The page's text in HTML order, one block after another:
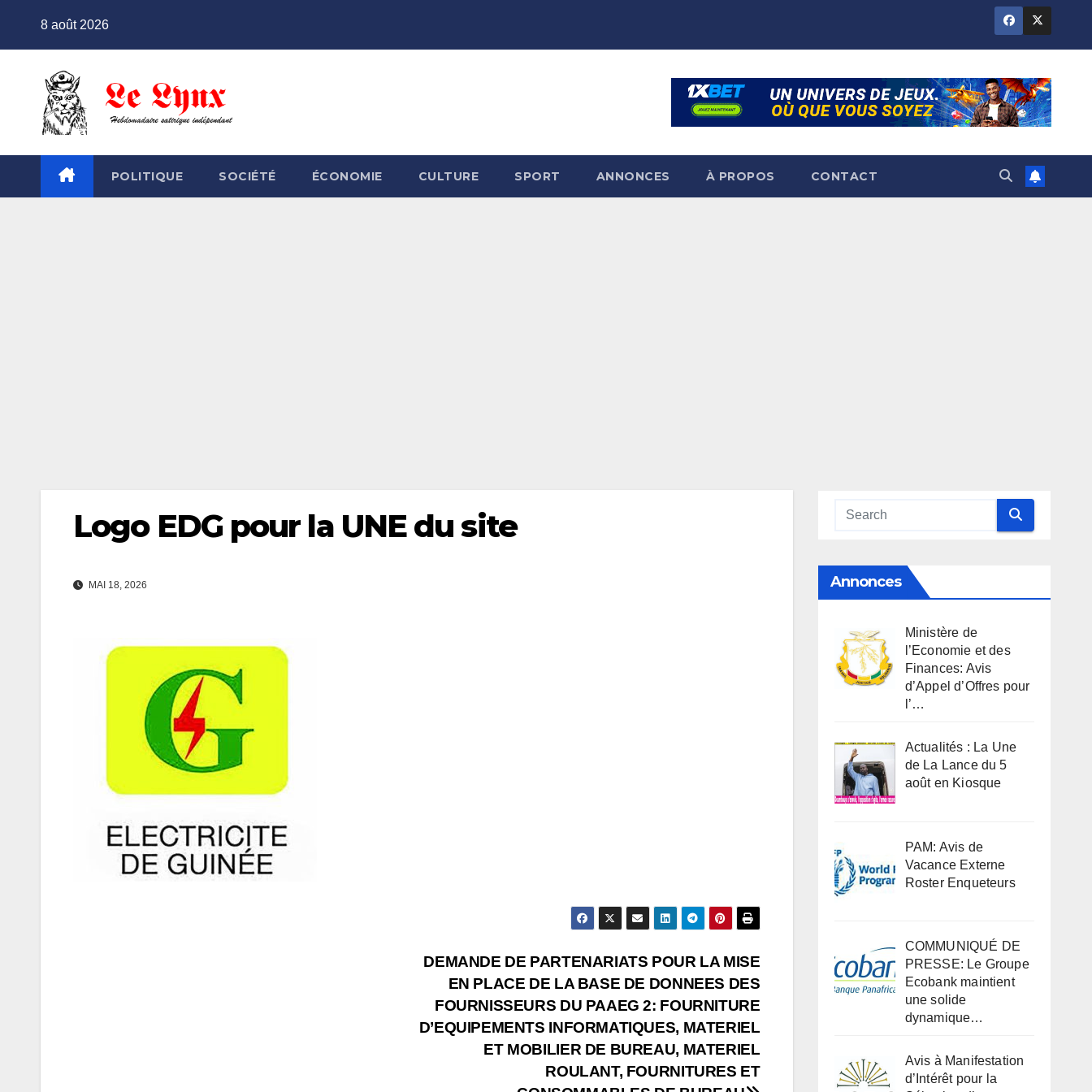
8 août 2026
POLITIQUE SOCIÉTÉ ÉCONOMIE CULTURE SPORT ANNONCES À PROPOS CONTACT
Logo EDG pour la UNE du site
MAI 18, 2026
DEMANDE DE PARTENARIATS POUR LA MISE
EN PLACE DE LA BASE DE DONNEES DES
FOURNISSEURS DU PAAEG 2: FOURNITURE
D’EQUIPEMENTS INFORMATIQUES, MATERIEL
ET MOBILIER DE BUREAU, MATERIEL
ROULANT, FOURNITURES ET
Annonces
Ministère de
l’Economie et des
Finances: Avis
d’Appel d’Offres pour
l’…
Actualités : La Une
de La Lance du 5
août en Kiosque
PAM: Avis de
Vacance Externe
Roster Enqueteurs
COMMUNIQUÉ DE
PRESSE: Le Groupe
Ecobank maintient
une solide
dynamique…
Avis à Manifestation
d’Intérêt pour la